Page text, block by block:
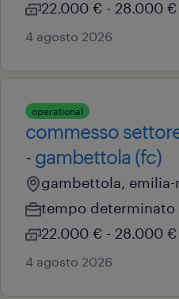
22.000 € - 28.000
4 agosto 2026
operational
commesso
- gambettola (fc)
gambettola, emilia-
tempo determinato
22.000 € - 28.000
4 agosto 2026